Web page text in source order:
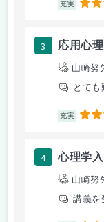
充実 5
3 応用心
山崎努
とて
充実 5
4 心理学
山崎努
講義を